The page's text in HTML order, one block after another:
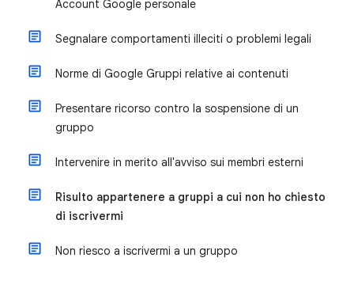
Account Google personale
Segnalare comportamenti illeciti o problemi legali
Norme di Google Gruppi relative ai contenuti
Presentare ricorso contro la sospensione di un
gruppo
Intervenire in merito all'avviso sui membri esterni
Risulto appartenere a gruppi a cui non ho chiesto
di iscrivermi
Non riesco a iscrivermi a un gruppo